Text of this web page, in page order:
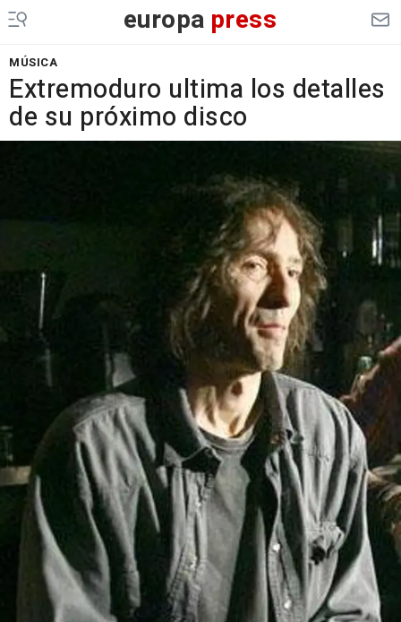
europa press
MÚSICA
Extremoduro ultima los detalles
de su próximo disco